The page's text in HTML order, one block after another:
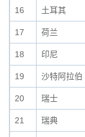
16 土耳其
17 荷兰
18 印尼
19 沙特阿拉伯
20 瑞士
21 瑞典